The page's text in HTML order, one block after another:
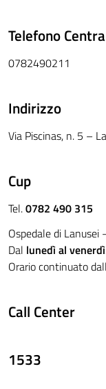
Telefono
0782490211
Indirizzo
Via Piscinas, n. 5 –
Cup
Tel.0782 490 315
Ospedale di Lanusei
Dal lunedì al venerdì
Orario continuato
Call Center
1533